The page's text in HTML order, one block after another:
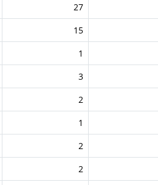
27
15
1
3
2
1
2
2